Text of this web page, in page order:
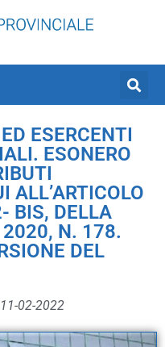
ESERCENTI
ESONERO
ALL’ARTICOLO
BIS, DELLA
2020, N. 178.
DEL
02-2022